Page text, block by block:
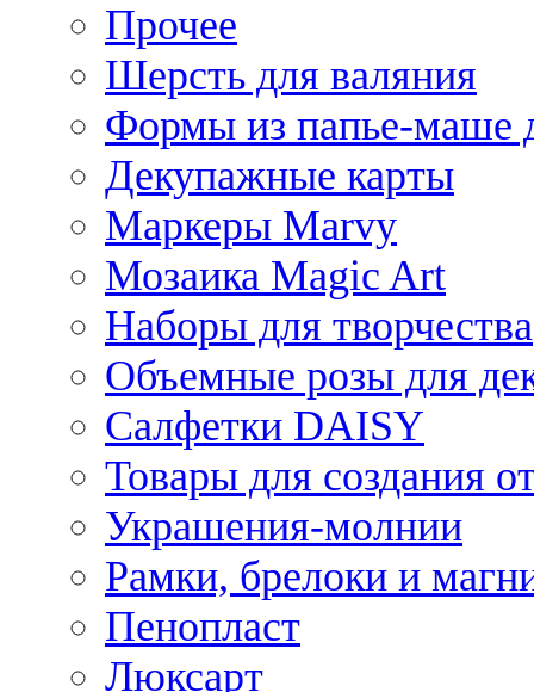
Прочее
Шерсть для валяния
Формы из папье-маше
Декупажные карты
Маркеры Marvy
Мозаика Magic Art
Наборы для творчества
Объемные розы для
Салфетки DAISY
Товары для создания
Украшения-молнии
Рамки, брелоки и
Пенопласт
Люксарт